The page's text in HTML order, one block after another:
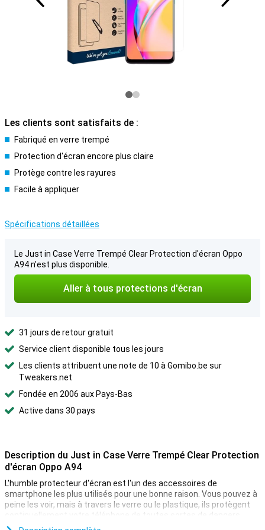
Les clients sont satisfaits de :
Fabriqué en verre trempé
Protection d'écran encore plus claire
Protège contre les rayures
Facile à appliquer
Spécifications détaillées
Le Just in Case Verre Trempé Clear Protection d'écran Oppo
A94 n'est plus disponible.
Aller à tous protections d'écran
31 jours de retour gratuit
Service client disponible tous les jours
Les clients attribuent une note de 10 à Gomibo.be sur
Tweakers.net
Fondée en 2006 aux Pays-Bas
Active dans 30 pays
Description du Just in Case Verre Trempé Clear Protection
d'écran Oppo A94
L'humble protecteur d'écran est l'un des accessoires de
smartphone les plus utilisés pour une bonne raison. Vous pouvez à
peine les voir, mais à travers le verre ou le plastique, ils protègent
continuellement votre téléphone de toutes sortes de dangers
extérieurs !